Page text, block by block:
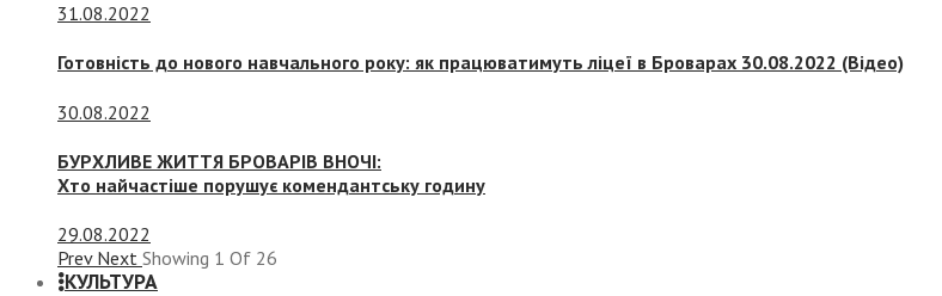
31.08.2022
Готовність до нового навчального року: як працюватимуть ліцеї в Броварах 30.08.2022 (Відео)
30.08.2022
БУРХЛИВЕ ЖИТТЯ БРОВАРІВ ВНОЧІ:
Хто найчастіше порушує комендантську годину
29.08.2022
Prev Next Showing 1 Of 26
КУЛЬТУРА